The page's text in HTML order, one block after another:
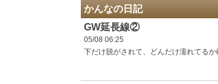
かんなの日記
GW延長線②
05/08 06:25
下だけ脱がされて、どんだけ濡れてる